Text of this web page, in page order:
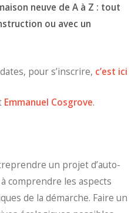
neuve de A à Z : tout
ou avec un
pour s’inscrire, c’est ici
Emmanuel Cosgrove.
un projet d’auto-
comprendre les aspects
de la démarche. Faire un